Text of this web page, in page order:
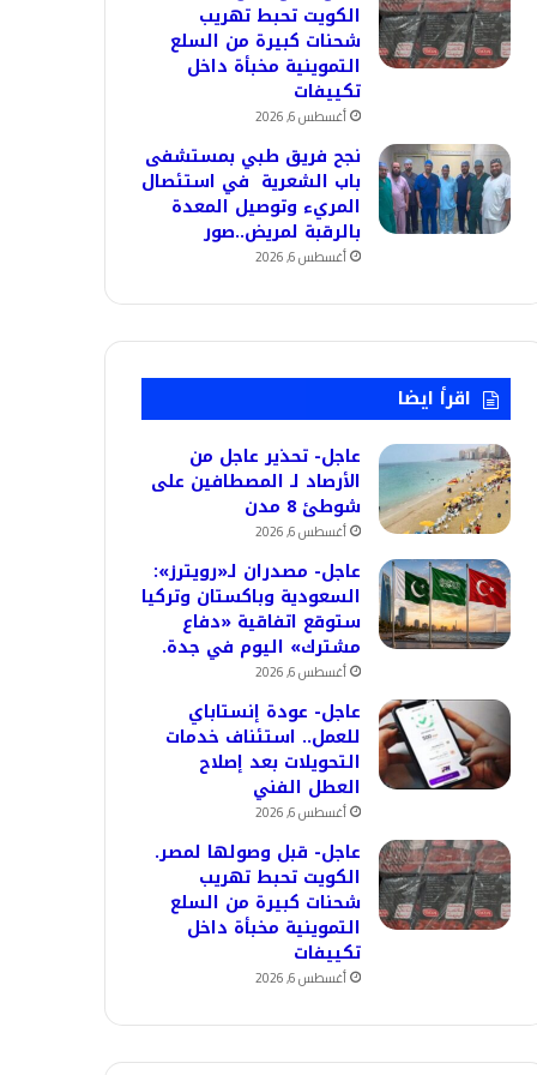
الكويت تحبط تهريب
شحنات كبيرة من السلع
التموينية مخبأة داخل
تكييفات
أغسطس 6, 2026
نجح فريق طبي بمستشفى
باب الشعرية في استئصال
المريء وتوصيل المعدة
بالرقبة لمريض..صور
أغسطس 6, 2026
اقرأ ايضا
عاجل- تحذير عاجل من
الأرصاد لـ المصطافين على
شوطئ 8 مدن
أغسطس 6, 2026
عاجل- مصدران لـ«رويترز»:
السعودية وباكستان وتركيا
ستوقع اتفاقية «دفاع
مشترك» اليوم في جدة.
أغسطس 6, 2026
عاجل- عودة إنستاباي
للعمل.. استئناف خدمات
التحويلات بعد إصلاح
العطل الفني
أغسطس 6, 2026
عاجل- قبل وصولها لمصر.
الكويت تحبط تهريب
شحنات كبيرة من السلع
التموينية مخبأة داخل
تكييفات
أغسطس 6, 2026